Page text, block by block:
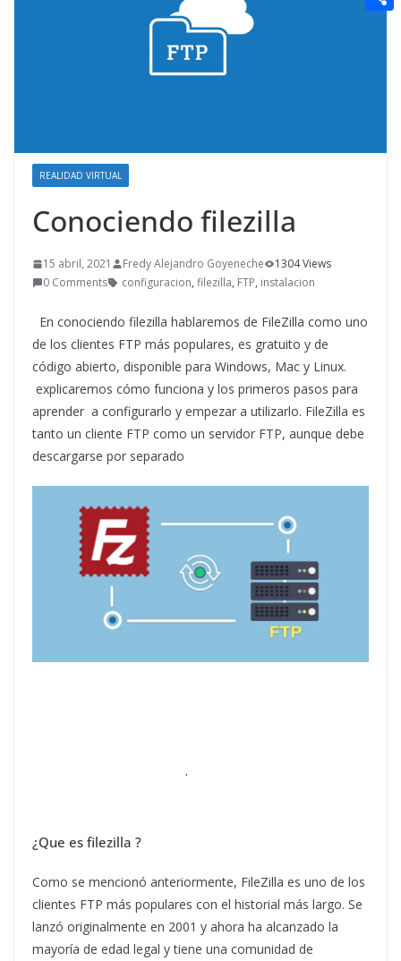
REALIDAD VIRTUAL
Conociendo filezilla
15 abril, 2021 Fredy Alejandro Goyeneche
1304 Views
0 Comments
configuracion, filezilla, FTP, instalacion
En conociendo filezilla hablaremos de FileZilla como uno
de los clientes FTP más populares, es gratuito y de
código abierto, disponible para Windows, Mac y Linux.
explicaremos cómo funciona y los primeros pasos para
aprender a configurarlo y empezar a utilizarlo. FileZilla es
tanto un cliente FTP como un servidor FTP, aunque debe
descargarse por separado
·
¿Que es filezilla ?
Como se mencionó anteriormente, FileZilla es uno de los
clientes FTP más populares con el historial más largo. Se
lanzó originalmente en 2001 y ahora ha alcanzado la
mayoría de edad legal y tiene una comunidad de
n
a